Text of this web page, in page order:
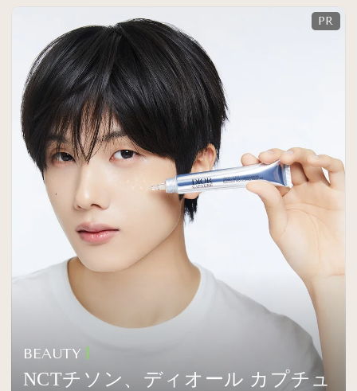
BEAUTY
NCTチソン、ディオール カプチュ